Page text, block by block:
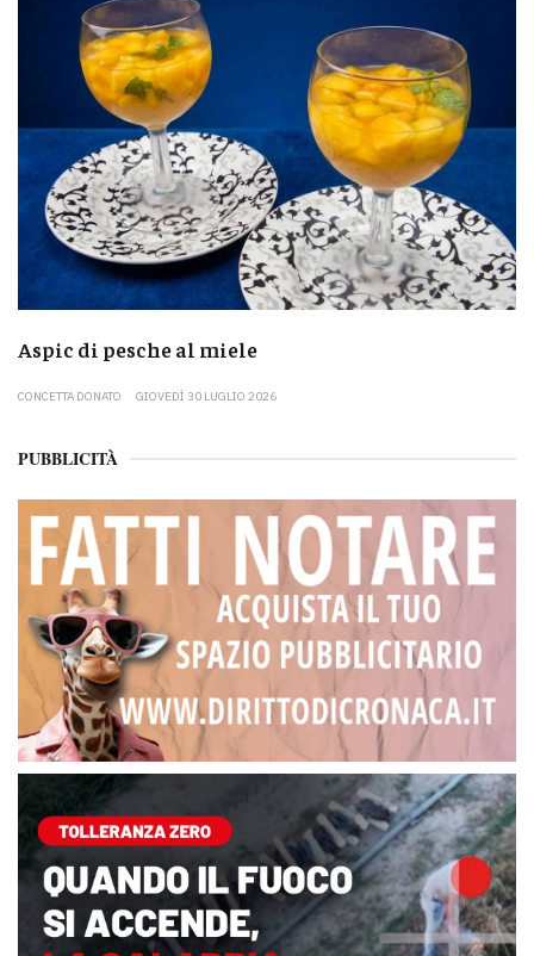
Aspic di pesche al miele
CONCETTA DONATO GIOVEDÌ 30 LUGLIO 2026
PUBBLICITÀ